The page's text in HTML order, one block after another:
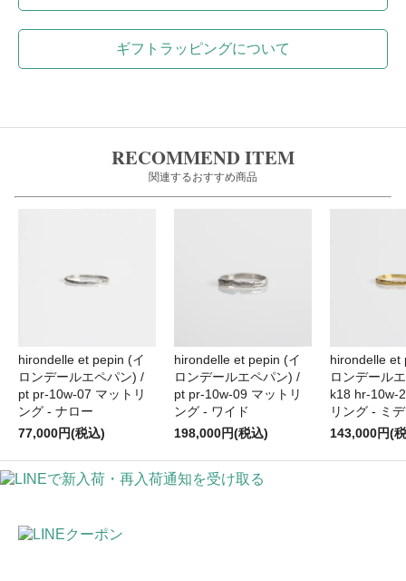
ギフトラッピングについて
RECOMMEND ITEM
関連するおすすめ商品
hirondelle et pepin (イ
ロンデールエペパン) /
pt pr-10w-07 マットリ
ング - ナロー
77,000円(税込)
hirondelle et pepin (イ
ロンデールエペパン) /
pt pr-10w-09 マットリ
ング - ワイド
198,000円(税込)
hirondelle et
ロンデール
k18 hr-10w-
リング - ミ
143,000円(